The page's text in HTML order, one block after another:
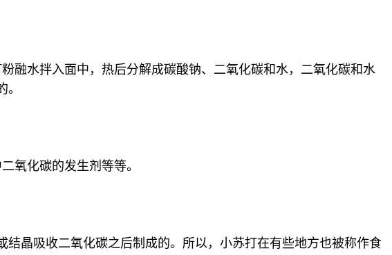
融水拌入面中，热后分解成碳酸钠、二氧化碳和水，二氧化碳和水
氧化碳的发生剂等等。
晶吸收二氧化碳之后制成的。所以，小苏打在有些地方也被称作食